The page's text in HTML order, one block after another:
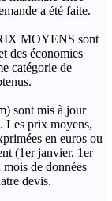
a été faite.
MOYENS sont
des économies
catégorie de
sont mis à jour
Les prix moyens,
en euros ou
(1er janvier, 1er
de données
devis.